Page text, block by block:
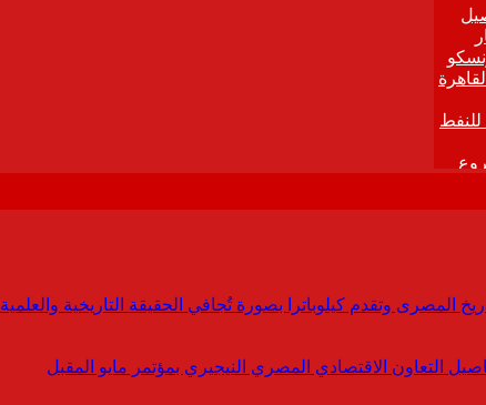
المصرى وتقدم كيلوباترا بصورة تُجافي الحقيقة التاريخية والعلمية
التعاون الاقتصادي المصري النيجيري بمؤتمر مايو المقبل